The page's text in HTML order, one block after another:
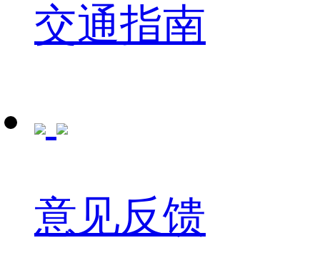
交通指南
意见反馈